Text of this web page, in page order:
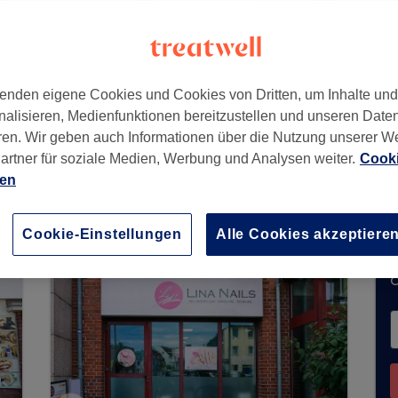
über Treatwell entgegen. Nutzen
Nähe zu finden.
eigene Cookies und Cookies von Dritten, um Inhalte
Medienfunktionen bereitzustellen und unseren
Wir geben auch Informationen über die Nutzung unserer
für soziale Medien, Werbung und Analysen weiter.
Cookie-Einstellungen Alle Cookies